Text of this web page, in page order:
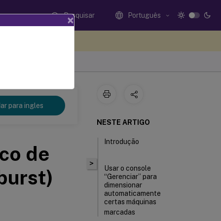
Pesquisar Português
para ingles
de
>
NESTE ARTIGO
Introdução
Usar o console
“Gerenciar” para
dimensionar
automaticamente
certas máquinas
marcadas
×